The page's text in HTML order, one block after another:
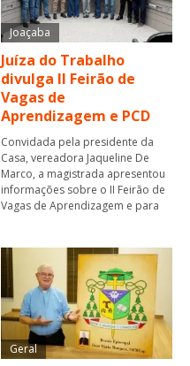
Joaçaba
Juíza do Trabalho
divulga II Feirão de
Vagas de
Aprendizagem e PCD
Convidada pela presidente da
Casa, vereadora Jaqueline De
Marco, a magistrada apresentou
informações sobre o II Feirão de
Vagas de Aprendizagem e para
Geral